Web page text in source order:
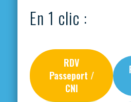
En 1 clic :
RDV
Passeport /
CNI